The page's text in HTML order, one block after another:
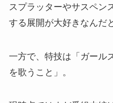
スプラッターやサスペン
する展開が大好きなんだ
一方で、特技は「ガール
を歌うこと」。